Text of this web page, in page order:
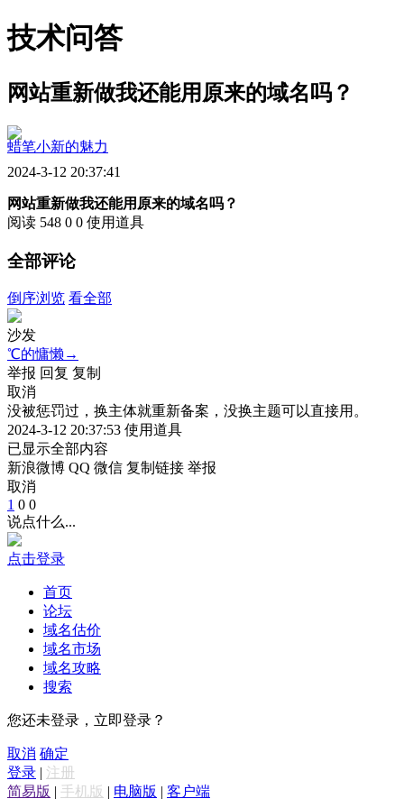
技术问答
网站重新做我还能用原来的域名吗？
蜡笔小新的魅力
2024-3-12 20:37:41
网站重新做我还能用原来的域名吗？
阅读 548 0 0 使用道具
全部评论
倒序浏览 看全部
沙发
℃的慵懒→
举报 回复 复制
取消
没被惩罚过，换主体就重新备案，没换主题可以直接用。
2024-3-12 20:37:53 使用道具
已显示全部内容
新浪微博 QQ 微信 复制链接 举报
取消
1 0 0
说点什么...
点击登录
首页
论坛
域名估价
域名市场
域名攻略
搜索
您还未登录，立即登录？
取消 确定
登录 | 注册
简易版 | 手机版 | 电脑版 | 客户端